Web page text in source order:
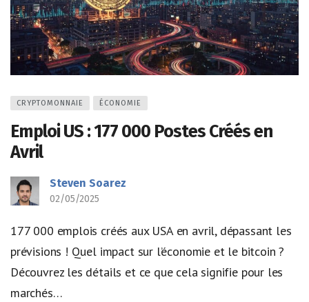
CRYPTOMONNAIE ÉCONOMIE
Emploi US : 177 000 Postes Créés en
Avril
Steven Soarez
02/05/2025
177 000 emplois créés aux USA en avril, dépassant les
prévisions ! Quel impact sur l’économie et le bitcoin ?
Découvrez les détails et ce que cela signifie pour les
marchés…